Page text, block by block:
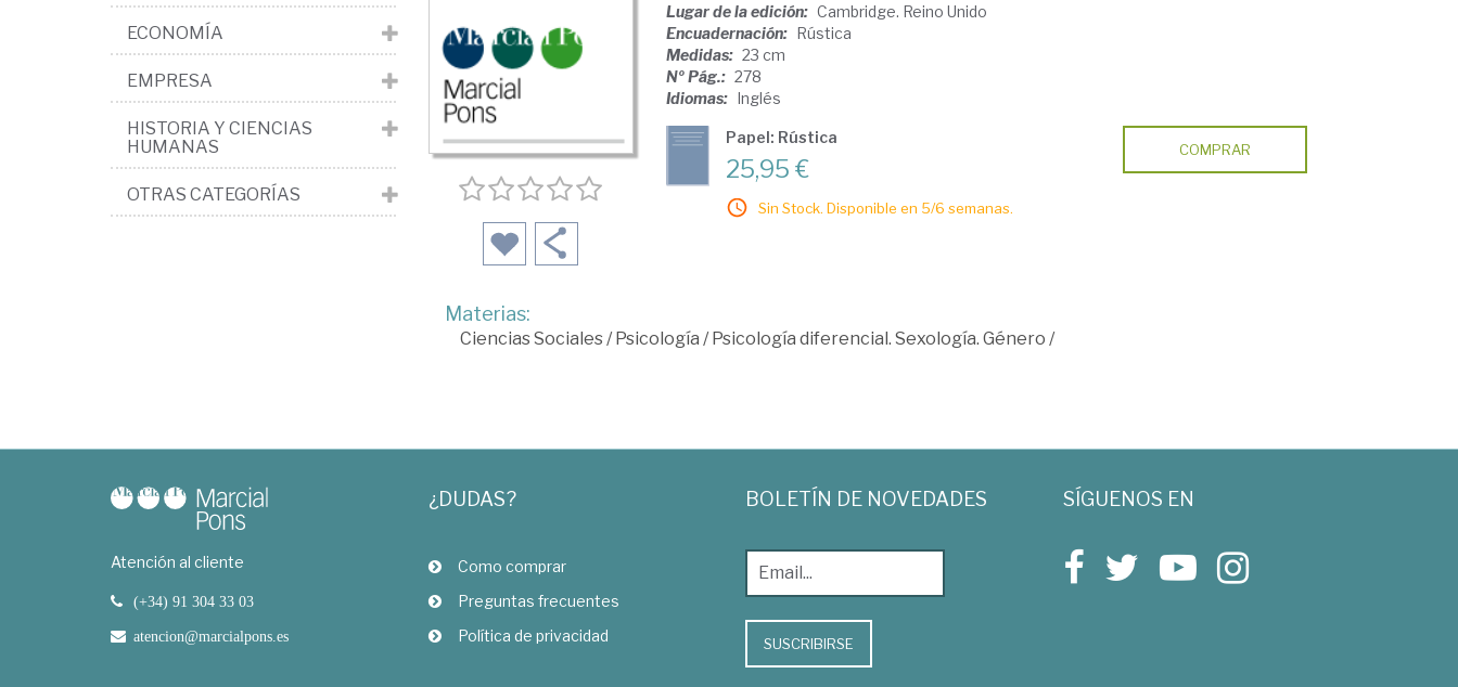
Lugar de la edición: Cambridge. Reino Unido
Encuadernación: Rústica
Medidas: 23 cm
Nº Pág.: 278
Idiomas: Inglés
Papel: Rústica
25,95 €
Sin Stock. Disponible en 5/6 semanas.
COMPRAR
Materias:
Ciencias Sociales/Psicología /Psicología diferencial. Sexología. Género /
ECONOMÍA
EMPRESA
HISTORIA Y CIENCIAS
HUMANAS
OTRAS CATEGORÍAS
Atención al cliente
(+34) 91 304 33 03
atencion@marcialpons.es
¿DUDAS?
Como comprar
Preguntas frecuentes
Política de privacidad
BOLETÍN DE NOVEDADES
SUSCRIBIRSE
SÍGUENOS EN